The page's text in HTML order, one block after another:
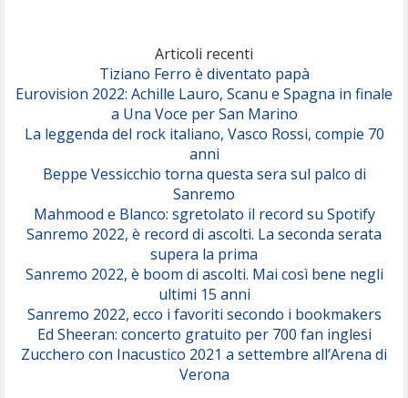
Serenamente
Articoli recenti
Tiziano Ferro è diventato papà
Eurovision 2022: Achille Lauro, Scanu e Spagna in finale
a Una Voce per San Marino
La leggenda del rock italiano, Vasco Rossi, compie 70
anni
Beppe Vessicchio torna questa sera sul palco di
Sanremo
Mahmood e Blanco: sgretolato il record su Spotify
Sanremo 2022, è record di ascolti. La seconda serata
supera la prima
Sanremo 2022, è boom di ascolti. Mai così bene negli
ultimi 15 anni
Sanremo 2022, ecco i favoriti secondo i bookmakers
Ed Sheeran: concerto gratuito per 700 fan inglesi
Zucchero con Inacustico 2021 a settembre all’Arena di
Verona